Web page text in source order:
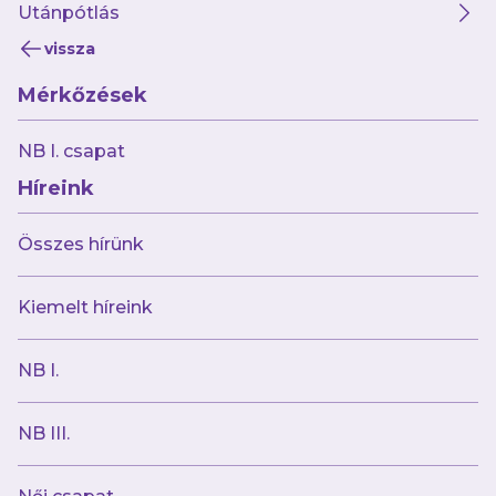
Utánpótlás
vissza
Mérkőzések
NB I. csapat
Híreink
Összes hírünk
Kiemelt híreink
NB I.
NB III.
Amint arról beszámoltunk, az Újpest FC a
lépést: a szombati, MTK elleni OTP Bank Liga-
újrapohár-rendszer, amelynek köszönhetően
klubunk utat mutat a hulladékcsökkentés és a
fenntarthatóság útján.
Klubunk természetesen szeretett volna nem
járni: a tartós használatra tervezett poharakon
minden hazai találkozón egy újabb legendával